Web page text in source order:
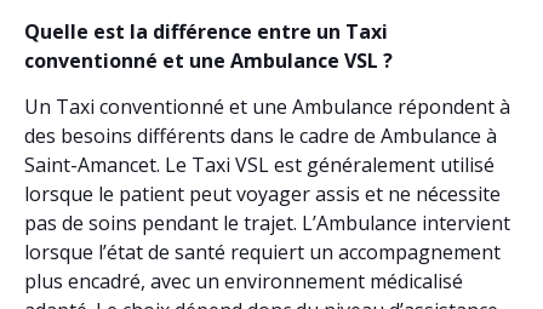
Quelle est la différence entre un Taxi
conventionné et une Ambulance VSL ?
Un Taxi conventionné et une Ambulance répondent à
des besoins différents dans le cadre de Ambulance à
Saint-Amancet. Le Taxi VSL est généralement utilisé
lorsque le patient peut voyager assis et ne nécessite
pas de soins pendant le trajet. L’Ambulance intervient
lorsque l’état de santé requiert un accompagnement
plus encadré, avec un environnement médicalisé